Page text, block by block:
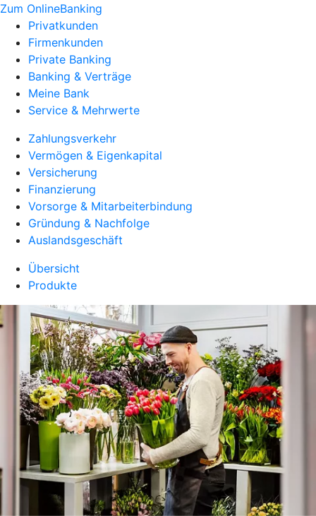
Zum OnlineBanking
Privatkunden
Firmenkunden
Private Banking
Banking & Verträge
Meine Bank
Service & Mehrwerte
Zahlungsverkehr
Vermögen & Eigenkapital
Versicherung
Finanzierung
Vorsorge & Mitarbeiterbindung
Gründung & Nachfolge
Auslandsgeschäft
Übersicht
Produkte